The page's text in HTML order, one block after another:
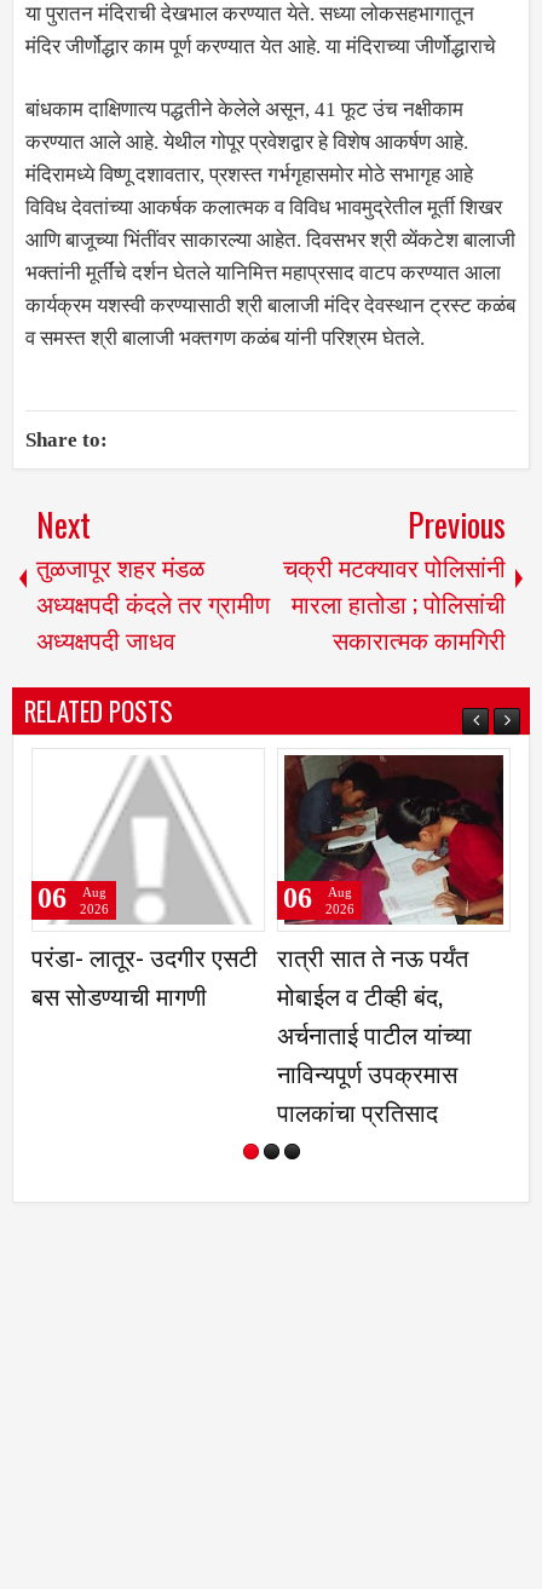
या पुरातन मंदिराची देखभाल करण्यात येते. सध्या लोकसहभागातून
मंदिर जीर्णोद्धार काम पूर्ण करण्यात येत आहे. या मंदिराच्या जीर्णोद्धाराचे
बांधकाम दाक्षिणात्य पद्धतीने केलेले असून, 41 फूट उंच नक्षीकाम
करण्यात आले आहे. येथील गोपूर प्रवेशद्वार हे विशेष आकर्षण आहे.
मंदिरामध्ये विष्णू दशावतार, प्रशस्त गर्भगृहासमोर मोठे सभागृह आहे
विविध देवतांच्या आकर्षक कलात्मक व विविध भावमुद्रेतील मूर्ती शिखर
आणि बाजूच्या भिंतींवर साकारल्या आहेत. दिवसभर श्री व्येंकटेश बालाजी
भक्तांनी मूर्तींचे दर्शन घेतले यानिमित्त महाप्रसाद वाटप करण्यात आला
कार्यक्रम यशस्वी करण्यासाठी श्री बालाजी मंदिर देवस्थान ट्रस्ट कळंब
व समस्त श्री बालाजी भक्तगण कळंब यांनी परिश्रम घेतले.
Share to:
Next
तुळजापूर शहर मंडळ
अध्यक्षपदी कंदले तर ग्रामीण
अध्यक्षपदी जाधव
Previous
चक्री मटक्यावर पोलिसांनी
मारला हातोडा ; पोलिसांची
सकारात्मक कामगिरी
RELATED POSTS
लातूर- उदगीर एसटी
मागणी
रात्री सात ते नऊ पर्यंत
मोबाईल व टीव्ही बंद,
अर्चनाताई पाटील यांच्या
नाविन्यपूर्ण उपक्रमास
पालकांचा प्रतिसाद
06
पिकास
06
Aug
2026